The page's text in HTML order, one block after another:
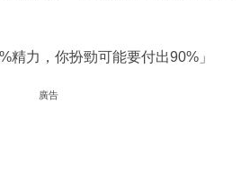
精力，你扮勁可能要付出90%」
廣告